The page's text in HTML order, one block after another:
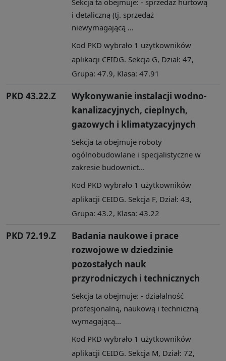
i detaliczną (tj. sprzedaż
niewymagającą ...
Kod PKD wybrało 1 użytkowników
aplikacji CEIDG. Sekcja G, Dział: 47,
Grupa: 47.9, Klasa: 47.91
PKD 43.22.Z
Wykonywanie instalacji wodno-
kanalizacyjnych, cieplnych,
gazowych i klimatyzacyjnych
Sekcja ta obejmuje roboty
ogólnobudowlane i specjalistyczne w
zakresie budownict...
Kod PKD wybrało 1 użytkowników
aplikacji CEIDG. Sekcja F, Dział: 43,
Grupa: 43.2, Klasa: 43.22
PKD 72.19.Z
Badania naukowe i prace
rozwojowe w dziedzinie
pozostałych nauk
przyrodniczych i technicznych
Sekcja ta obejmuje: - działalność
profesjonalną, naukową i techniczną
wymagającą...
Kod PKD wybrało 1 użytkowników
aplikacji CEIDG. Sekcja M, Dział: 72,